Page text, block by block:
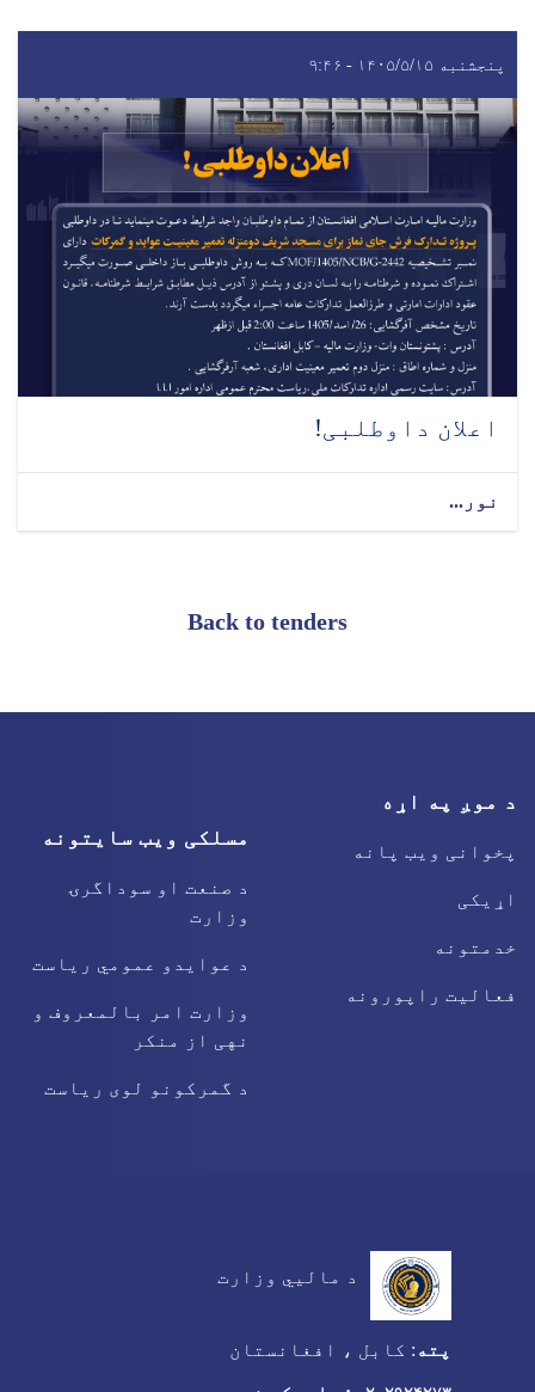
پنجشنبه ۱۴۰۵/۵/۱۵ - ۹:۴۶
اعلان داوطلبی!
نور...
Back to tenders
د موږ په اړه
پخوانی ویب پانه
اړیکی
خدمتونه
فعالیت راپورونه
مسلکی ویب سایتونه
د صنعت او سوداگرۍ
وزارت
د عوایدو عمومي ریاست
وزارت امر بالمعروف و
نهی از منکر
د گمرکونو لوی ریاست
د مالیي وزارت
پته : کابل ، افغانستان